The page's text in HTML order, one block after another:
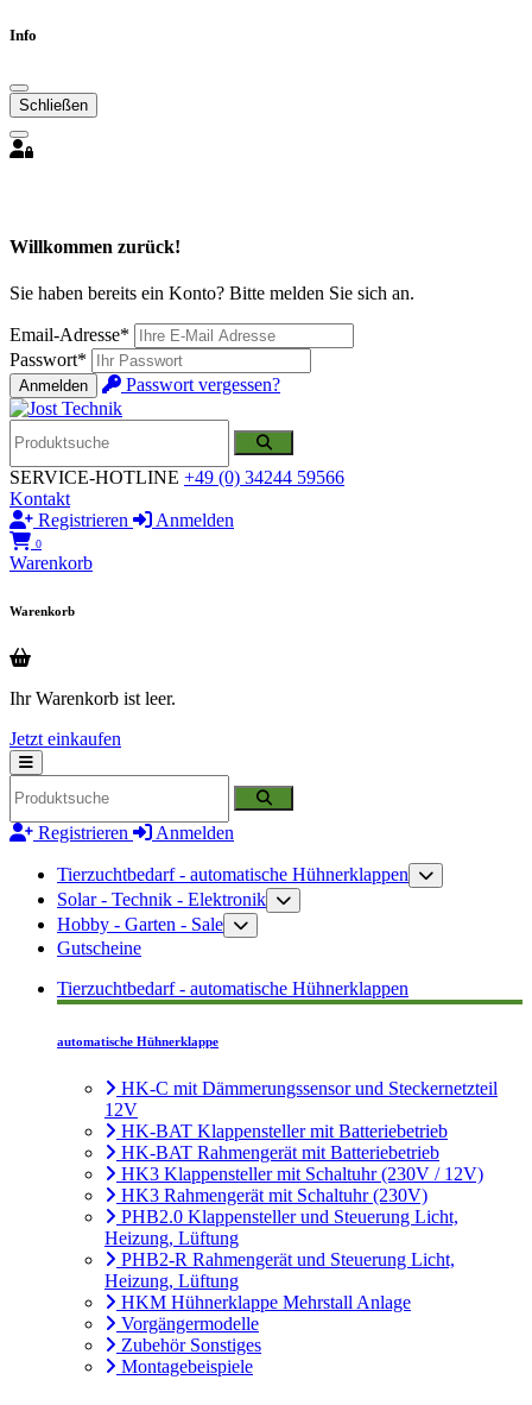
Info
Schließen
Willkommen zurück!
Sie haben bereits ein Konto? Bitte melden Sie sich an.
Email-Adresse*
Passwort*
Anmelden Passwort vergessen?
SERVICE-HOTLINE +49 (0) 34244 59566
Kontakt
Registrieren
Anmelden
0
Warenkorb
Warenkorb
Ihr Warenkorb ist leer.
Jetzt einkaufen
Registrieren Anmelden
Tierzuchtbedarf - automatische Hühnerklappen
Solar - Technik - Elektronik
Hobby - Garten - Sale
Gutscheine
Tierzuchtbedarf - automatische Hühnerklappen
automatische Hühnerklappe
HK-C mit Dämmerungssensor und Steckernetzteil
12V
HK-BAT Klappensteller mit Batteriebetrieb
HK-BAT Rahmengerät mit Batteriebetrieb
HK3 Klappensteller mit Schaltuhr (230V / 12V)
HK3 Rahmengerät mit Schaltuhr (230V)
PHB2.0 Klappensteller und Steuerung Licht,
Heizung, Lüftung
PHB2-R Rahmengerät und Steuerung Licht,
Heizung, Lüftung
HKM Hühnerklappe Mehrstall Anlage
Vorgängermodelle
Zubehör Sonstiges
Montagebeispiele